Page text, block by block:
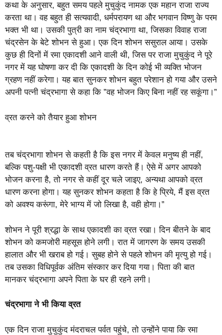
कथा के अनुसार, बहुत समय पहले मुचुकुंद नामक एक महान राजा राज्य
करता था। वह बहुत ही सत्यवादी, धर्मपरायण था और भगवान विष्णु के परम
भक्त भी था। उसकी पुत्री का नाम चंद्रभागा था, जिसका विवाह राजा
चंद्रसेन के बेटे शोभन से हुआ। एक दिन शोभन ससुराल आया। उसके
कुछ ही दिनों में रमा एकादशी आने वाली थी, जिस पर राजा मुचुकुंद ने पूरे
नगर में यह घोषणा कर दी कि एकादशी के दिन कोई भी व्यक्ति भोजन
ग्रहण नहीं करेगा। यह बात सुनकर शोभन बहुत परेशान हो गया और उसने
अपनी पत्नी चंद्रभागा से कहा कि ”वह भोजन किए बिना नहीं रह सकूंगा।”
व्रत करने को तैयार हुआ शोभन
तब चंद्रभागा शोभन से कहती है कि इस नगर में केवल मनुष्य ही नहीं,
बल्कि पशु-पक्षी भी एकादशी व्रत धारण करते हैं। ऐसे में अगर आपको
भोजन करना है, तो नगर से कहीं दूर चले जाइए, अन्यथा आपको व्रत
धारण करना होगा। यह सुनकर शोभन कहता है कि हे प्रिये, मैं इस व्रत
को अवश्य करूंगा, मेरे भाग्य में जो लिखा है, वही होगा।”
शोभन ने पूरी श्रद्धा के साथ एकादशी का व्रत रखा। दिन बीतने के बाद
शोभन को कमजोरी महसूस होने लगी। रात में जागरण के समय उसकी
हालात और भी खराब हो गई। सुबह होने से पहले शोभन की मृत्यु हो गई।
तब उसका विधिपूर्वक अंतिम संस्कार कर दिया गया। पिता की बात
मानकर चंद्रभागा अपने पिता के घर ही रहने लगी।
चंद्रभागा ने भी किया व्रत
एक दिन राजा मुचुकुंद मंदराचल पर्वत पहुंचे, तो उन्होंने पाया कि रमा